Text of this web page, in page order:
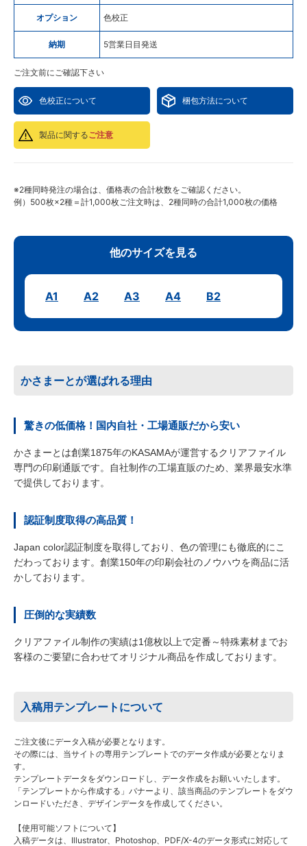
オプション 色校正
納期 5営業日目発送
ご注文前にご確認下さい
色校正について 梱包方法について
製品に関するご注意
※2種同時発注の場合は、価格表の合計枚数をご確認ください。
例）500枚×2種＝計1,000枚ご注文時は、2種同時の合計1,000枚の価格
他のサイズを見る
A1 A2 A3 A4 B2
かさまーとが選ばれる理由
驚きの低価格！国内自社・工場通販だから安い
かさまーとは創業1875年のKASAMAが運営するクリアファイル
専門の印刷通販です。自社制作の工場直販のため、業界最安水準
で提供しております。
認証制度取得の高品質！
Japan color認証制度を取得しており、色の管理にも徹底的にこ
だわっております。創業150年の印刷会社のノウハウを商品に活
かしております。
圧倒的な実績数
クリアファイル制作の実績は1億枚以上で定番～特殊素材までお
客様のご要望に合わせてオリジナル商品を作成しております。
入稿用テンプレートについて
ご注文後にデータ入稿が必要となります。
その際には、当サイトの専用テンプレートでのデータ作成が必要となりま
す。
テンプレートデータをダウンロードし、データ作成をお願いいたします。
「テンプレートから作成する」バナーより、該当商品のテンプレートをダウ
ンロードいただき、デザインデータを作成してください。
【使用可能ソフトについて】
入稿データは、Illustrator、Photoshop、PDF/X-4のデータ形式に対応して